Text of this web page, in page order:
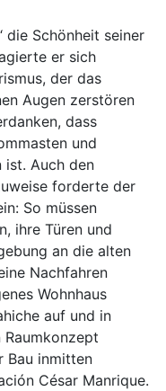
die Schönheit seiner
er sich
der das
Augen zerstören
dass
und
ist. Auch den
forderte der
So müssen
ihre Türen und
an die alten
Nachfahren
Wohnhaus
auf und in
Bau inmitten
César Manrique.